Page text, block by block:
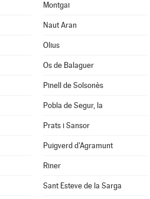
Montgai
Naut Aran
Olius
Os de Balaguer
Pinell de Solsonès
Pobla de Segur, la
Prats i Sansor
Puigverd d'Agramunt
Riner
Sant Esteve de la Sarga